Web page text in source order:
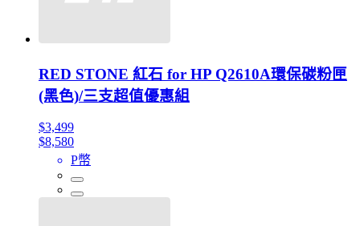
RED STONE 紅石 for HP Q2610A環保碳粉匣
(黑色)/三支超值優惠組
$3,499
$8,580
P幣